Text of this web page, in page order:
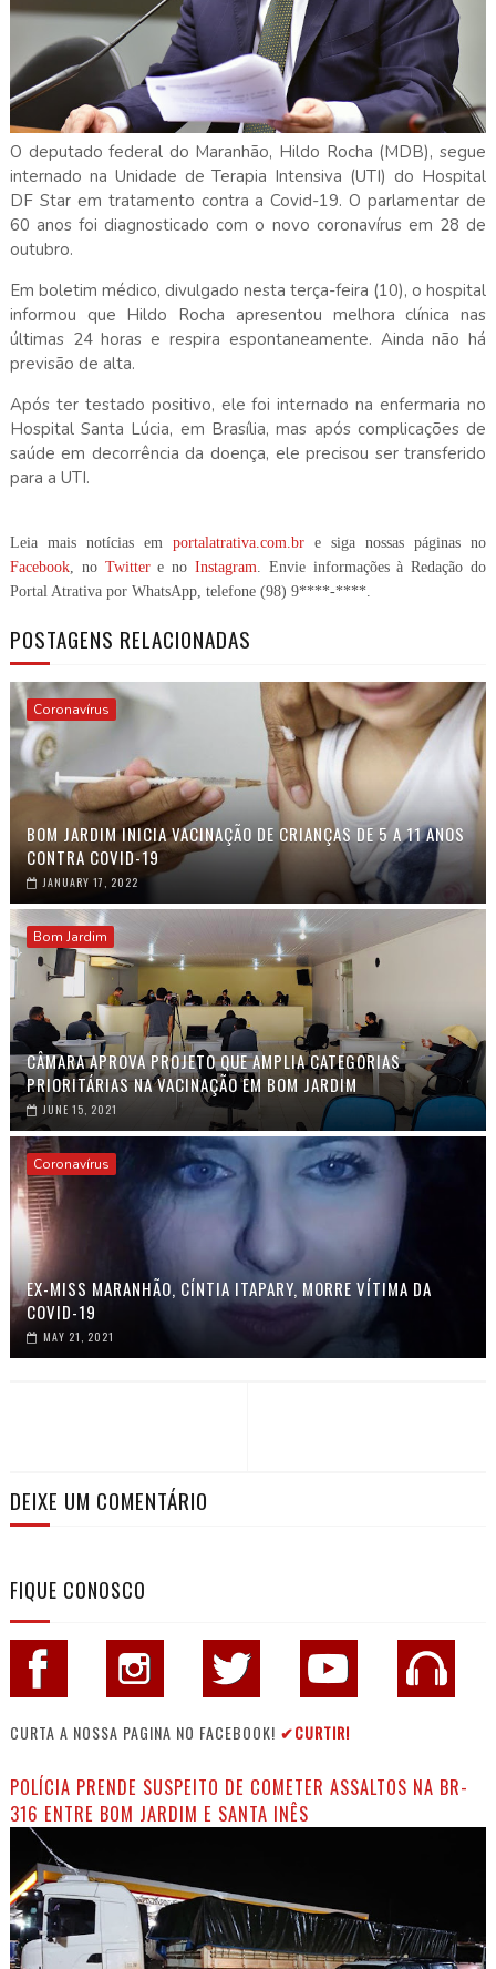
O deputado federal do Maranhão, Hildo Rocha (MDB), segue
internado na Unidade de Terapia Intensiva (UTI) do Hospital
DF Star em tratamento contra a Covid-19. O parlamentar de
60 anos foi diagnosticado com o novo coronavírus em 28 de
outubro.
Em boletim médico, divulgado nesta terça-feira (10), o hospital
informou que Hildo Rocha apresentou melhora clínica nas
últimas 24 horas e respira espontaneamente. Ainda não há
previsão de alta.
Após ter testado positivo, ele foi internado na enfermaria no
Hospital Santa Lúcia, em Brasília, mas após complicações de
saúde em decorrência da doença, ele precisou ser transferido
para a UTI.
Leia mais notícias em portalatrativa.com.br e siga nossas páginas no
Facebook, no Twittere noInstagram. Envie informações à Redação do
Portal Atrativa por WhatsApp, telefone (98) 9****-****.
POSTAGENS RELACIONADAS
Coronavírus
BOM JARDIM INICIA VACINAÇÃO DE CRIANÇAS DE 5 A 11 ANOS
CONTRA COVID-19
JANUARY 17, 2022
Bom Jardim
CÂMARA APROVA PROJETO QUE AMPLIA CATEGORIAS
PRIORITÁRIAS NA VACINAÇÃO EM BOM JARDIM
JUNE 15, 2021
Coronavírus
EX-MISS MARANHÃO, CÍNTIA ITAPARY, MORRE VÍTIMA DA
COVID-19
MAY 21, 2021
DEIXE UM COMENTÁRIO
FIQUE CONOSCO
CURTA A NOSSA PAGINA NO FACEBOOK! ✔CURTIR!
POLÍCIA PRENDE SUSPEITO DE COMETER ASSALTOS NA BR-
316 ENTRE BOM JARDIM E SANTA INÊS